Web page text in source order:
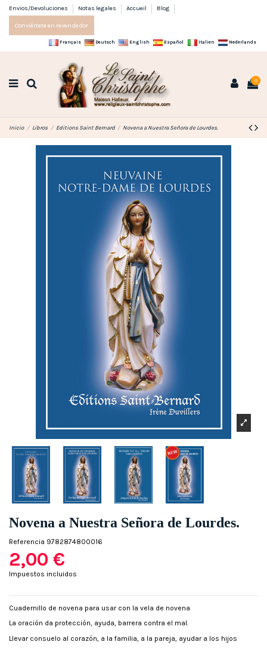
Envios/Devoluciones Notas legales Accueil Blog
Conviértete en revendedor
Français Deutsch English Español Italien Nederlands
0
Inicio Libros Editions Saint Bernard Novena a Nuestra Señora de Lourdes.
Novena a Nuestra Señora de Lourdes.
Referencia 9782874800016
2,00 €
Impuestos incluidos
Cuadernillo de novena para usar con la vela de novena
La oración da protección, ayuda, barrera contra el mal.
Llevar consuelo al corazón, a la familia, a la pareja, ayudar a los hijos